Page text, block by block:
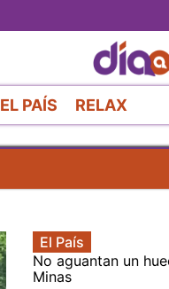
EL PAÍS RELAX
El País
No aguantan un
Minas